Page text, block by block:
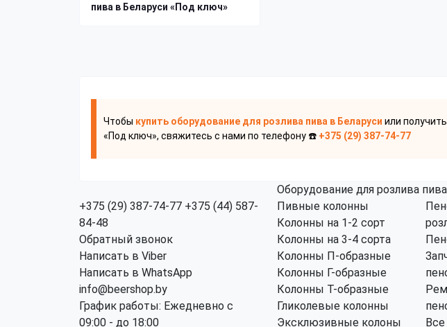
пива в Беларуси «Под ключ»
Чтобы купить оборудование для розлива пива в Беларуси или
«Под ключ», свяжитесь с нами по телефону ☎️ +375 (29) 387-74-77
+375 (29) 387-74-77 +375 (44) 587-
84-48
Обратный звонок
Написать в Viber
Написать в WhatsApp
info@beershop.by
График работы: Ежедневно с
09:00 - до 18:00
Оборудование для розлива
Пивные колонны
Колонны на 1-2 сорт
Колонны на 3-4 сорта
Колонны П-образные
Колонны Г-образные
Колонны Т-образные
Гликолевые колонны
Эксклюзивные колоны
Все